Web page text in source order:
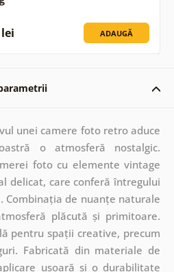
ADAUGĂ
unei camere foto retro aduce
o atmosferă nostalgic.
foto cu elemente vintage
delicat, care conferă întregului
Combinația de nuanțe naturale
plăcută și primitoare.
pentru spații creative, precum
Fabricată din materiale de
ușoară și o durabilitate